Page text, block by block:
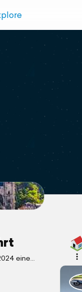
eine
Da
wir nun